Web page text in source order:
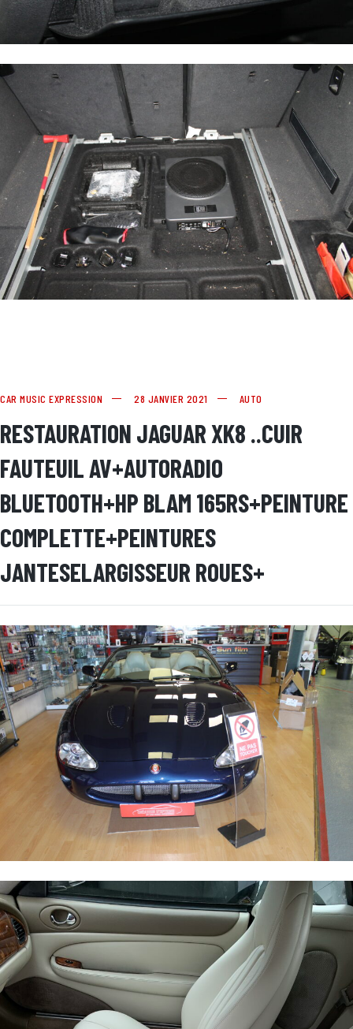
CAR MUSIC EXPRESSION 28 JANVIER 2021 AUTO
RESTAURATION JAGUAR XK8 ..CUIR
FAUTEUIL AV+AUTORADIO
BLUETOOTH+HP BLAM 165RS+PEINTURE
COMPLETTE+PEINTURES
JANTESELARGISSEUR ROUES+